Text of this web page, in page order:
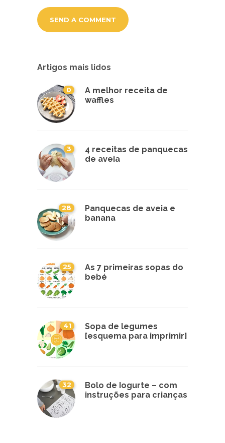
Artigos mais lidos
0
A melhor receita de
waffles
3
4 receitas de panquecas
de aveia
28
Panquecas de aveia e
banana
25
As 7 primeiras sopas do
bebé
41
Sopa de legumes
[esquema para imprimir]
32
Bolo de Iogurte – com
instruções para crianças